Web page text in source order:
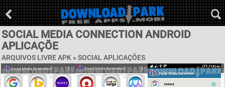
SOCIAL MEDIA CONNECTION ANDROID
APLICAÇÕE
ARQUIVOS LIVRE APK » SOCIAL APLICAÇÕES